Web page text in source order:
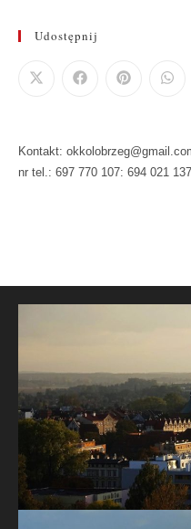
Udostępnij
Kontakt:
nr tel.: 697 770 107: 694 021 137